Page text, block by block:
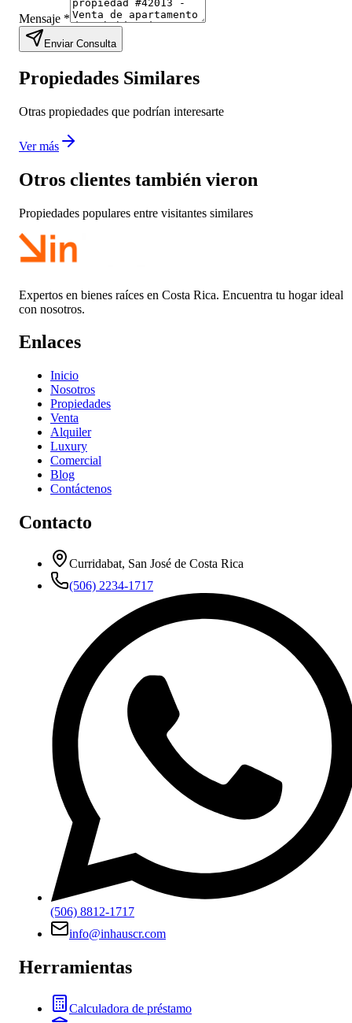
Mensaje *
Enviar Consulta
Propiedades Similares
Otras propiedades que podrían interesarte
Ver más
Otros clientes también vieron
Propiedades populares entre visitantes similares
Expertos en bienes raíces en Costa Rica. Encuentra tu hogar ideal
con nosotros.
Enlaces
Inicio
Nosotros
Propiedades
Venta
Alquiler
Luxury
Comercial
Blog
Contáctenos
Contacto
Curridabat, San José de Costa Rica
(506) 2234-1717
(506) 8812-1717
info@inhauscr.com
Herramientas
Calculadora de préstamo